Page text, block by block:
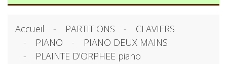
Accueil PARTITIONS
CLAVIERS
PIANO
PIANO DEUX MAINS
PLAINTE D'ORPHEE piano